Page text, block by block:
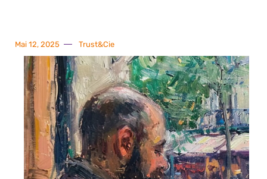
Mai 12, 2025 Trust&Cie